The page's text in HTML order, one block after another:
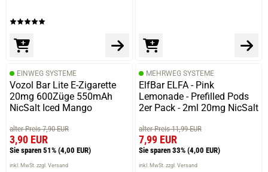
EINWEG SYSTEME
Vozol Bar Lite E-Zigarette
20mg 600Züge 550mAh
NicSalt Iced Mango
alter Preis 7,90 EUR
3,90 EUR
Sie sparen 51% (4,00 EUR)
inkl. MwSt. zzgl. Versand
MEHRWEG SYSTEME
ElfBar ELFA - Pink
Lemonade - Prefilled Pods
2er Pack - 2ml 20mg NicSalt
alter Preis 11,99 EUR
7,99 EUR
Sie sparen 33% (4,00 EUR)
inkl. MwSt. zzgl. Versand